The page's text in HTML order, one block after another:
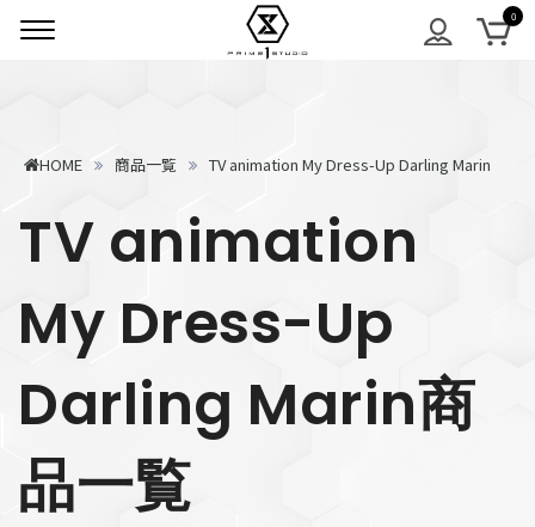
HOME 商品一覧 TV animation My Dress-Up Darling Marin
TV animation
My Dress-Up
Darling Marin商
品一覧